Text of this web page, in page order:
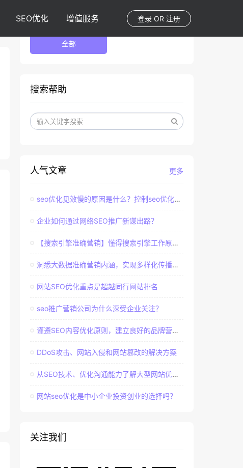
登录 OR 注册
SEO优化 增值服务
全部
搜索帮助
更多
人气文章
seo优化见效慢的原因是什么？控制seo优化效果的直接因素
企业如何通过网络SEO推广新谋出路？
【搜索引擎准确营销】懂得搜索引擎工作原理，建立准确客户群体
洞悉大数据准确营销内涵，实现多样化传播效果
网站SEO优化重点是超越同行网站排名
seo推广营销公司为什么深受企业关注？
谨遵SEO内容优化原则，建立良好的品牌营销口碑
DDoS攻击、网站入侵和网站篡改的解决方案
从SEO技术、优化沟通能力了解大型网站优化经验
网站seo优化是中小企业投资创业的选择吗？
关注我们